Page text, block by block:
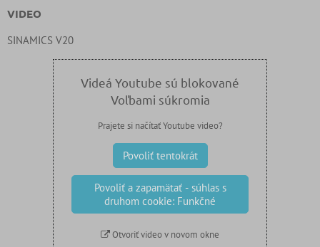
VIDEO
SINAMICS V20
Videá Youtube sú blokované
Voľbami súkromia
Prajete si načítať Youtube video?
Povoliť tentokrát
Povoliť a zapamätať - súhlas s
druhom cookie: Funkčné
Otvoriť video v novom okne